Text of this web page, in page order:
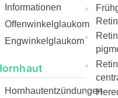
Informationen
Offenwinkelglaukom
Engwinkelglaukom
Hornhautentzündungen